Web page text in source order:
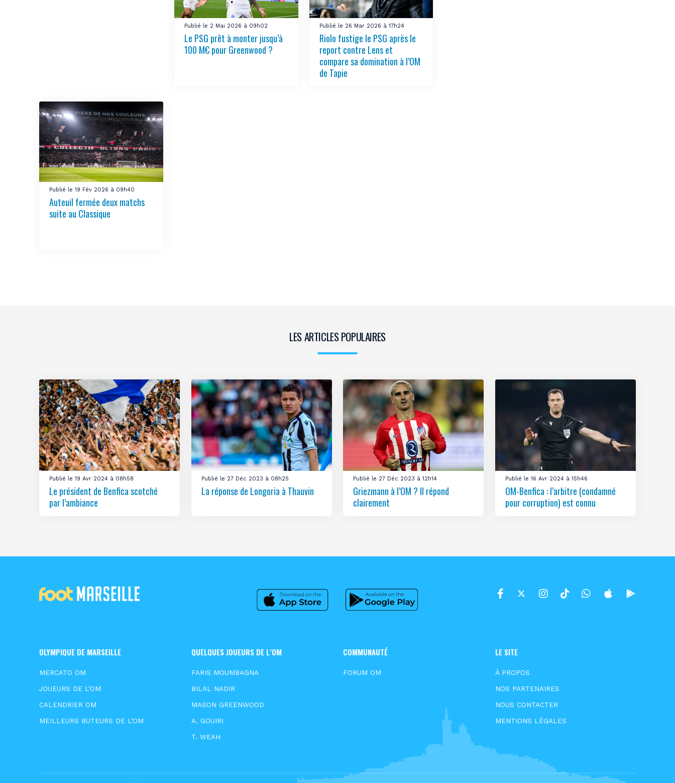
Publié le 2 Mai 2026 à 09h02
Le PSG prêt à monter jusqu’à
100 M€ pour Greenwood ?
Publié le 26 Mar 2026 à 17h24
Riolo fustige le PSG après le
report contre Lens et
compare sa domination à l’OM
de Tapie
Publié le 19 Fév 2026 à 09h40
Auteuil fermée deux matchs
suite au Classique
LES ARTICLES POPULAIRES
Publié le 19 Avr 2024 à 08h58
Le président de Benfica scotché
par l’ambiance
Publié le 27 Déc 2023 à 08h25
La réponse de Longoria à Thauvin
Publié le 27 Déc 2023 à 12h14
Griezmann à l’OM ? Il répond
clairement
Publié le 16 Avr 2024 à 15h46
OM-Benfica : l’arbitre (condamné
pour corruption) est connu
OLYMPIQUE DE MARSEILLE
MERCATO OM
JOUEURS DE L’OM
CALENDRIER OM
MEILLEURS BUTEURS DE L’OM
QUELQUES JOUEURS DE L’OM
FARIS MOUMBAGNA
BILAL NADIR
MASON GREENWOOD
A. GOUIRI
T. WEAH
COMMUNAUTÉ
FORUM OM
LE SITE
À PROPOS
NOS PARTENAIRES
NOUS CONTACTER
MENTIONS LÉGALES